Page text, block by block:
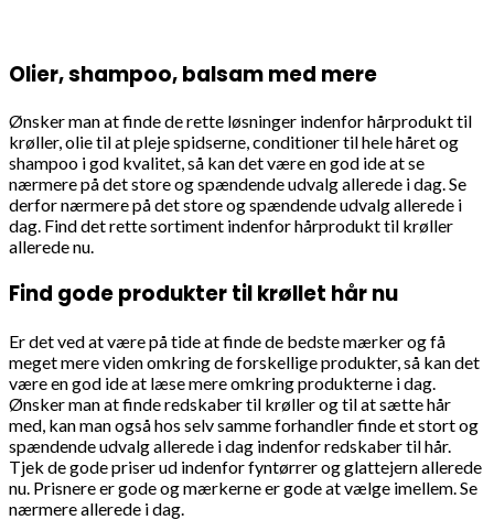
Olier, shampoo, balsam med mere
Ønsker man at finde de rette løsninger indenfor hårprodukt til
krøller, olie til at pleje spidserne, conditioner til hele håret og
shampoo i god kvalitet, så kan det være en god ide at se
nærmere på det store og spændende udvalg allerede i dag. Se
derfor nærmere på det store og spændende udvalg allerede i
dag. Find det rette sortiment indenfor hårprodukt til krøller
allerede nu.
Find gode produkter til krøllet hår nu
Er det ved at være på tide at finde de bedste mærker og få
meget mere viden omkring de forskellige produkter, så kan det
være en god ide at læse mere omkring produkterne i dag.
Ønsker man at finde redskaber til krøller og til at sætte hår
med, kan man også hos selv samme forhandler finde et stort og
spændende udvalg allerede i dag indenfor redskaber til hår.
Tjek de gode priser ud indenfor fyntørrer og glattejern allerede
nu. Prisnere er gode og mærkerne er gode at vælge imellem. Se
nærmere allerede i dag.